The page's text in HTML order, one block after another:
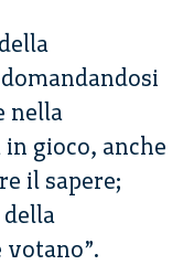
nella
gioco, anche
il sapere;
della
votano”.